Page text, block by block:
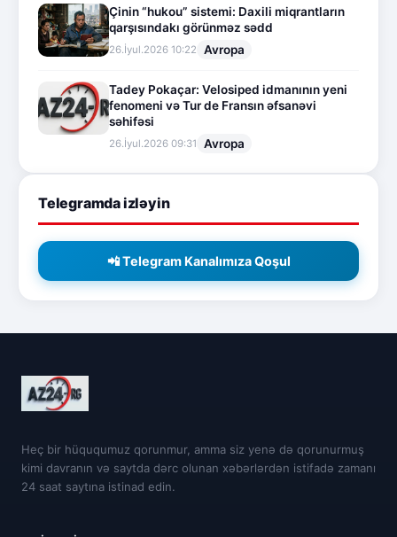
Çinin “hukou” sistemi: Daxili miqrantların
qarşısındakı görünməz sədd
26.İyul.2026 10:22 Avropa
Tadey Pokaçar: Velosiped idmanının yeni
fenomeni və Tur de Fransın əfsanəvi
səhifəsi
26.İyul.2026 09:31 Avropa
Telegramda izləyin
📲 Telegram Kanalımıza Qoşul
Heç bir hüququmuz qorunmur, amma siz yenə də qorunurmuş
kimi davranın və saytda dərc olunan xəbərlərdən istifadə zamanı
24 saat saytına istinad edin.